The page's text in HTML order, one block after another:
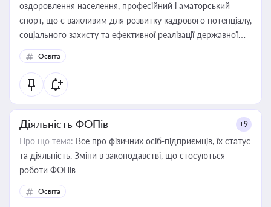
оздоровлення населення, професійний і аматорський
спорт, що є важливим для розвитку кадрового потенціалу,
соціального захисту та ефективної реалізації державної
політики у цій галузі
Освіта
Діяльність ФОПів +9
Про що тема: Все про фізичних осіб-підприємців, їх статус
та діяльність. Зміни в законодавстві, що стосуються
роботи ФОПів
Освіта